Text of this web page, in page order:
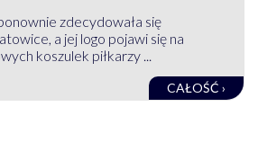
zdecydowała się
a jej logo pojawi się na
koszulek piłkarzy ...
CAŁOŚĆ ›